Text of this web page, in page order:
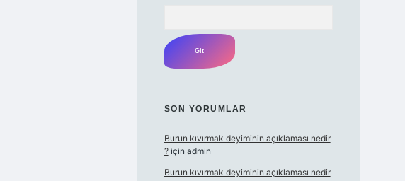
SON YORUMLAR
Burun kıvırmak deyiminin açıklaması nedir
?için admin
Burun kıvırmak deyiminin açıklaması nedir